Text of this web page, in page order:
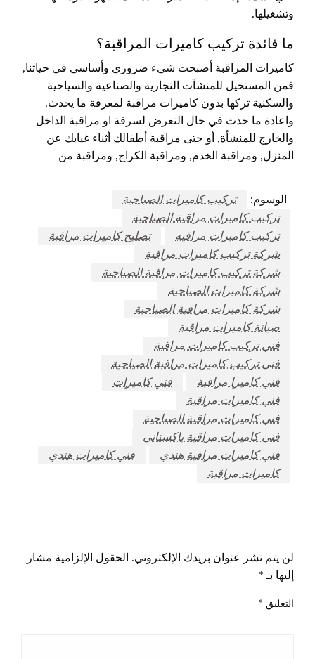
وتشغيلها.
ما فائدة تركيب كاميرات المراقبة؟
كاميرات المراقبة أصبحت شيء ضروري وأساسي في حياتنا,
فمن المستحيل للمنشآت التجارية والصناعية والسياحية
والسكنية تركها بدون كاميرات مراقبة لمعرفة ما يحدث,
واعادة ما حدث في حال التعرض لسرقة او مراقبة الداخل
والخارج للمنشأة, أو حتى مراقبة أطفالك أثناء غيابك عن
المنزل, ومراقبة الخدم, ومراقبة الكراج, ومراقبة من
الوسوم:
تركيب كاميرات الصباحية
تركيب كاميرات مراقبة الصباحية
تركيب كاميرات مراقبه
تصليح كاميرات مراقبة
شركة تركيب كاميرات مراقبة
شركة تركيب كاميرات مراقبة الصباحية
شركة كاميرات الصباحية
شركة كاميرات مراقبة الصباحية
صيانة كاميرات مراقبة
فني تركيب كاميرات مراقبة
فني تركيب كاميرات مراقبة الصباحية
فني كاميرا مراقبة
فني كاميرات
فني كاميرات مراقبة
فني كاميرات مراقبة الصباحية
فني كاميرات مراقبة باكستاني
فني كاميرات مراقبة هندي
فني كاميرات هندي
كاميرات مراقبة
لن يتم نشر عنوان بريدك الإلكتروني.
الحقول الإلزامية مشار
إليها بـ *
التعليق *